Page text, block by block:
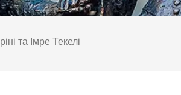
та Імре Текелі